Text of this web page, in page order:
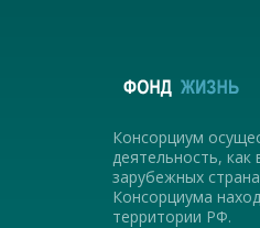
Консорциум
деятельность, как
зарубежных
Консорциума
территории РФ.